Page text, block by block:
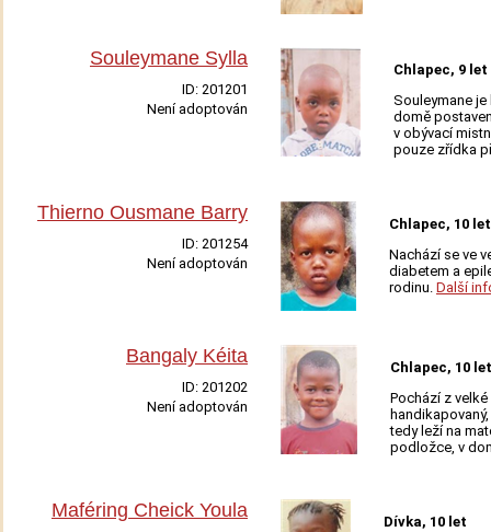
Souleymane Sylla
ID: 201201
Není adoptován
Chlapec, 9 let
Souleymane
domě
v obývací
pouze zřídka
Thierno Ousmane Barry
ID: 201254
Není adoptován
Chlapec, 10 let
Nachází se ve
diabetem a
rodinu. Další
Bangaly Kéita
ID: 201202
Není adoptován
Chlapec, 10 let
Pochází z
tedy leží na
podložce, v
Maféring Cheick Youla
Dívka, 10 let